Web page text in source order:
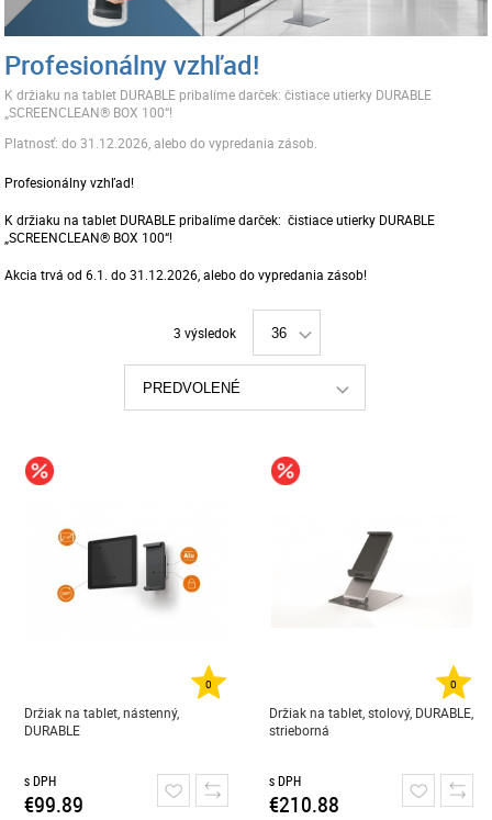
Profesionálny vzhľad!
K držiaku na tablet DURABLE pribalíme darček: čistiace utierky DURABLE
„SCREENCLEAN® BOX 100“!
Platnosť: do 31.12.2026, alebo do vypredania zásob.
Profesionálny vzhľad!
K držiaku na tablet DURABLE pribalíme darček: čistiace utierky DURABLE
„SCREENCLEAN® BOX 100“!
Akcia trvá od 6.1. do 31.12.2026, alebo do vypredania zásob!
3 výsledok 36
PREDVOLENÉ
0
Držiak na tablet, nástenný,
DURABLE
s DPH
€99.89
0
Držiak na tablet, stolový, DURABLE,
strieborná
s DPH
€210.88